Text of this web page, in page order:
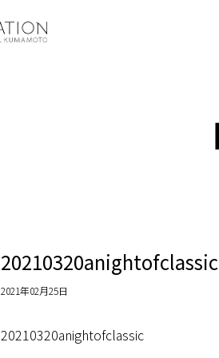
20210320anightofclassic
2021年02月25日
20210320anightofclassic